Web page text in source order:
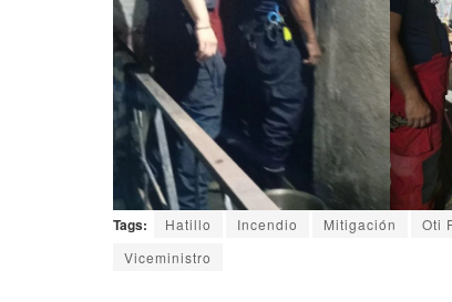
Tags: Hatillo Incendio Mitigación Oti
Viceministro